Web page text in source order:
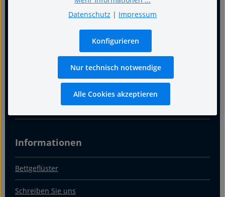
Für guten Schlaf
Kontakt & Anfahrt
Informationen
Bettgeflüster
Schreiben Sie uns
Datenschutz | Impressum
Nur technisch notwendige
Konfigurieren
Alle Cookies akzeptieren